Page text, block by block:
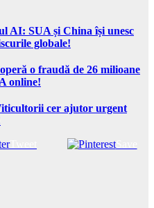
AI: SUA și China își unesc
globale!
o fraudă de 26 milioane
online!
cer ajutor urgent
Tweet Save